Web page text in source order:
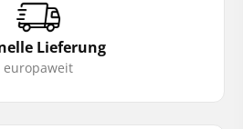
Lieferung
europaweit